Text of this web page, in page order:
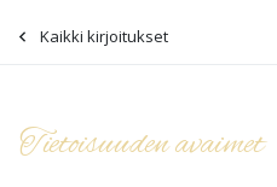
Kaikki kirjoitukset
Tietoisuuden avaimet